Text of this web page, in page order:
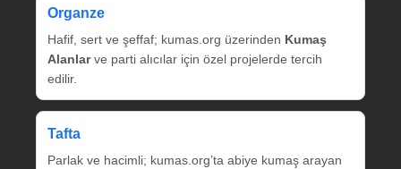
Organze
Hafif, sert ve şeffaf; kumas.org üzerinden Kumaş
Alanlarve parti alıcılar için özel projelerde tercih
edilir.
Tafta
Parlak ve hacimli; kumas.org’ta abiye kumaş arayan